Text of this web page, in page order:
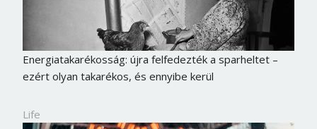
Energiatakarékosság: újra felfedezték a sparheltet –
ezért olyan takarékos, és ennyibe kerül
Life